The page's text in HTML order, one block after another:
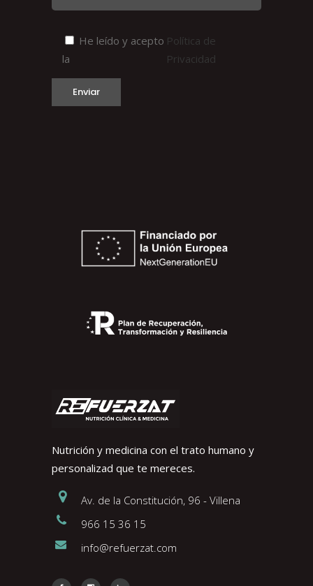
Nutrición y medicina con el trato humano y
personalizad que te mereces.
Av. de la Constitución, 96 - Villena
966 15 36 15
info@refuerzat.com
He leído y acepto
la
Política de
Privacidad